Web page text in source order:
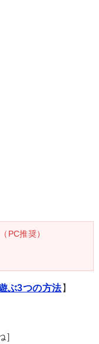
PC推奨）
ぶ3つの方法】
］